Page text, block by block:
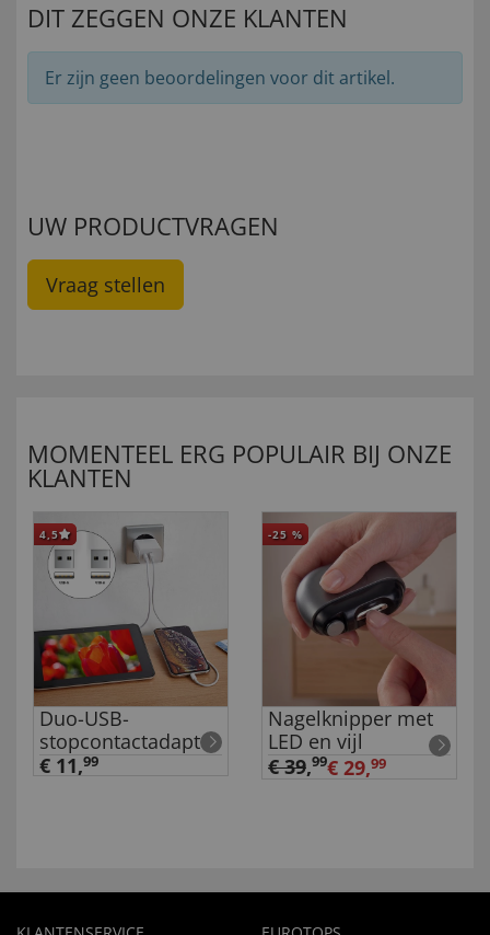
DIT ZEGGEN ONZE KLANTEN
Er zijn geen beoordelingen voor dit artikel.
UW PRODUCTVRAGEN
Vraag stellen
MOMENTEEL ERG POPULAIR BIJ ONZE
KLANTEN
4,5
Duo-USB-
stopcontactadapter
€ 11,99
-25 %
Nagelknipper met
LED en vijl
€ 39,99€ 29,99